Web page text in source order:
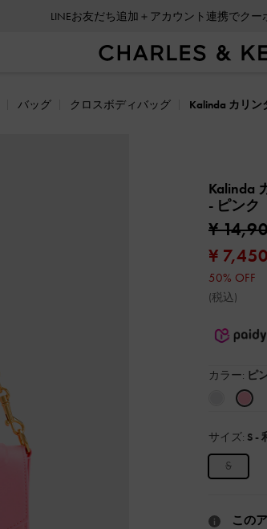
LINEお友だち追加＋アカウント連携でクー
バッグ クロスボディバッグ Kalinda カリ
Kalinda
- ピンク
¥
¥ 7,450
50% OFF
(税込)
カラー: ピ
サイズ: S -
S
この